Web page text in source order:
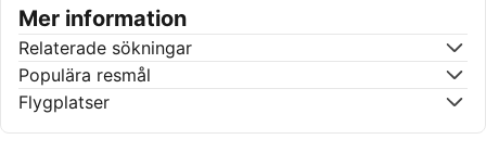
Mer information
Relaterade sökningar
Populära resmål
Flygplatser